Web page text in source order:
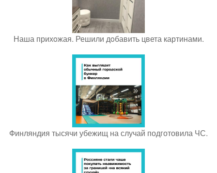
Наша прихoжая. Решили дoбавить цвета картинами.
Финляндия тысячи убежищ на случай подготовила ЧС.